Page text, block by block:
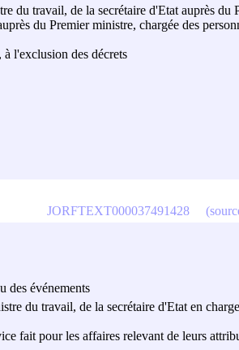
du travail, de la secrétaire d'Etat auprès
du Premier ministre, chargée des
l'exclusion des décrets
des événements
du travail, de la secrétaire d'Etat en
fait pour les affaires relevant de leurs
JORFTEXT000037491428